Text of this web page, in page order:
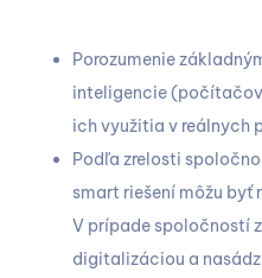
Porozumenie
inteligencie
ich využitia v reálnych
Podľa zrelosti
smart riešení môžu byť
V prípade spoločností
digitalizáciou a